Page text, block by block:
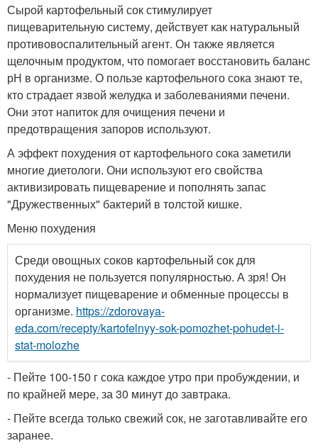
Сырой картофельный сок стимулирует
пищеварительную систему, действует как натуральный
противовоспалительный агент. Он также является
щелочным продуктом, что помогает восстановить баланс
рН в организме. О пользе картофельного сока знают те,
кто страдает язвой желудка и заболеваниями печени.
Они этот напиток для очищения печени и
предотвращения запоров используют.
А эффект похудения от картофельного сока заметили
многие диетологи. Они используют его свойства
активизировать пищеварение и пополнять запас
"Дружественных" бактерий в толстой кишке.
Меню похудения
Среди овощных соков картофельный сок для
похудения не пользуется популярностью. А зря! Он
нормализует пищеварение и обменные процессы в
организме. https://zdorovaya-
eda.com/recepty/kartofelnyy-sok-pomozhet-pohudet-i-
stat-molozhe
- Пейте 100-150 г сока каждое утро при пробуждении, и
по крайней мере, за 30 минут до завтрака.
- Пейте всегда только свежий сок, не заготавливайте его
заранее.